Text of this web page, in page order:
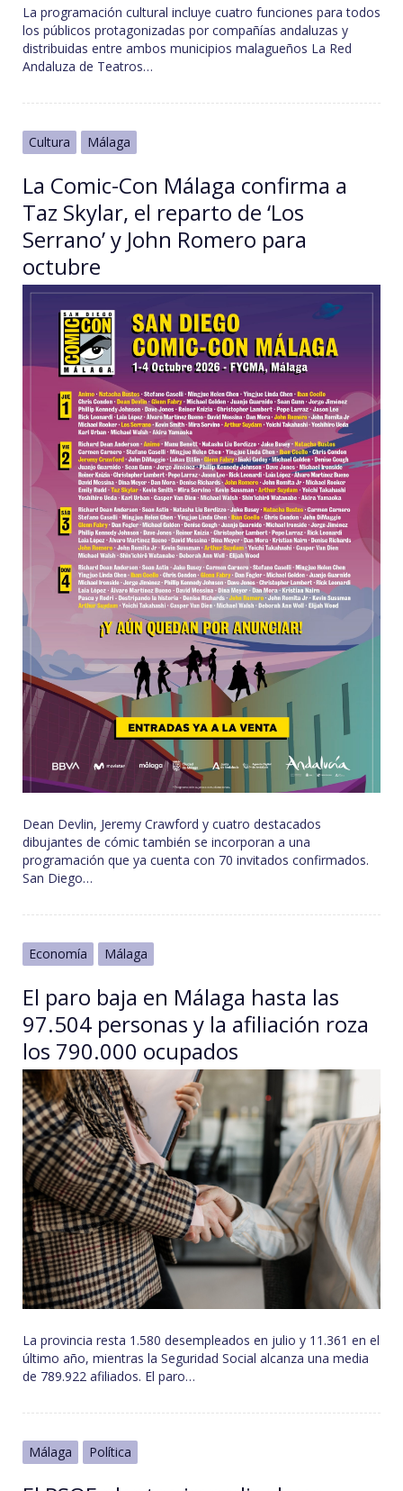
La programación cultural incluye cuatro funciones para todos
los públicos protagonizadas por compañías andaluzas y
distribuidas entre ambos municipios malagueños La Red
Andaluza de Teatros…
Cultura Málaga
La Comic-Con Málaga confirma a
Taz Skylar, el reparto de ‘Los
Serrano’ y John Romero para
octubre
Dean Devlin, Jeremy Crawford y cuatro destacados
dibujantes de cómic también se incorporan a una
programación que ya cuenta con 70 invitados confirmados.
San Diego…
Economía Málaga
El paro baja en Málaga hasta las
97.504 personas y la afiliación roza
los 790.000 ocupados
La provincia resta 1.580 desempleados en julio y 11.361 en el
último año, mientras la Seguridad Social alcanza una media
de 789.922 afiliados. El paro…
Málaga Política